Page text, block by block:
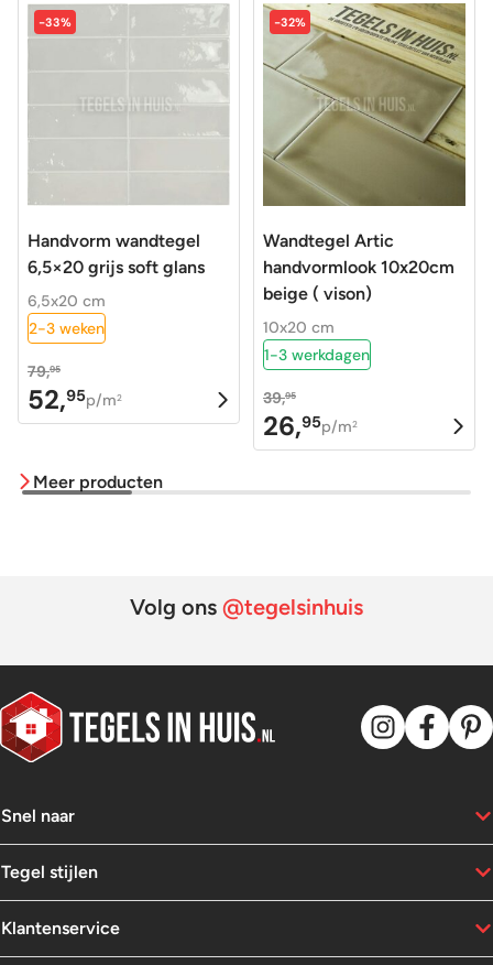
-33%
Handvorm wandtegel
6,5×20 grijs soft glans
6,5x20 cm
2-3 weken
79,95
Oorspronkelijke
prijs
79,95.
52,95
Huidige
prijs
52,95.
p/m2
-32%
Wandtegel Artic
handvormlook 10x20cm
beige ( vison)
10x20 cm
1-3 werkdagen
39,95
Oorspronkelijke
prijs
26,95
Huidige
prijs
p/m2
Meer producten
Volg ons @tegelsinhuis
Snel naar
Tegel stijlen
Klantenservice